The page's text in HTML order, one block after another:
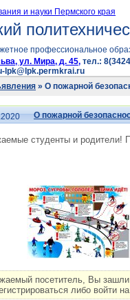
и науки Пермского края
профессиональное
ул. Мира, д. 45, тел.:
lpk@lpk.permkrai.ru
» О пожарной
О пожарной
студенты и родители!
посетитель, Вы
либо войти